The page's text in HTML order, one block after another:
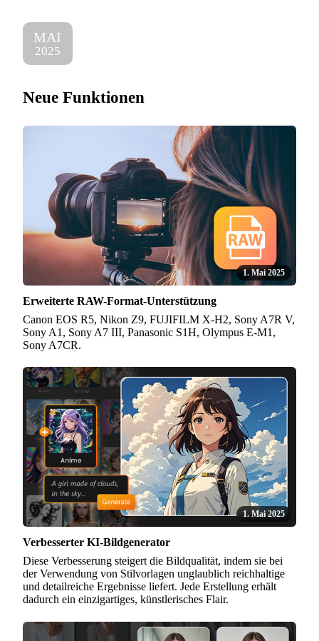
MAI
2025
Neue Funktionen
1. Mai 2025
Erweiterte RAW-Format-Unterstützung
Canon EOS R5, Nikon Z9, FUJIFILM X-H2, Sony A7R V,
Sony A1, Sony A7 III, Panasonic S1H, Olympus E-M1,
Sony A7CR.
1. Mai 2025
Verbesserter KI-Bildgenerator
Diese Verbesserung steigert die Bildqualität, indem sie bei
der Verwendung von Stilvorlagen unglaublich reichhaltige
und detailreiche Ergebnisse liefert. Jede Erstellung erhält
dadurch ein einzigartiges, künstlerisches Flair.